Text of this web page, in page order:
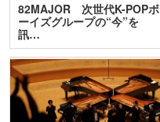
82MAJOR 次世代K-POPボ
ーイズグループの“今”を
訊…